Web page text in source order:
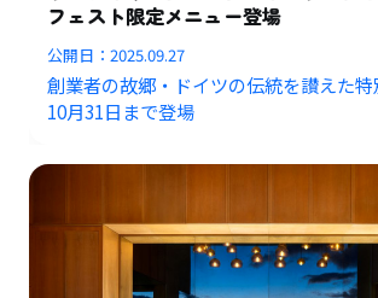
フェスト限定メニュー登場
公開日：2025.09.27
創業者の故郷・ドイツの伝統を讃えた特
10月31日まで登場